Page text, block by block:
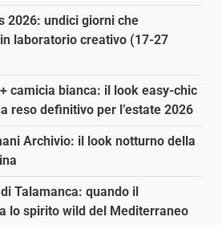
2026: undici giorni che
laboratorio creativo (17-27
camicia bianca: il look easy-chic
reso definitivo per l’estate 2026
Archivio: il look notturno della
Talamanca: quando il
lo spirito wild del Mediterraneo